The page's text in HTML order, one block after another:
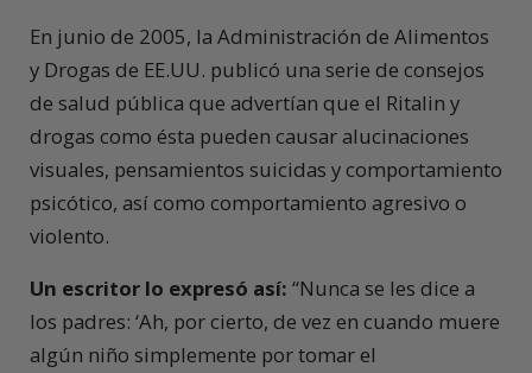
En junio de 2005, la Administración de Alimentos
y Drogas de EE.UU. publicó una serie de consejos
de salud pública que advertían que el Ritalin y
drogas como ésta pueden causar alucinaciones
visuales, pensamientos suicidas y comportamiento
psicótico, así como comportamiento agresivo o
violento.
Un escritor lo expresó así: “Nunca se les dice a
los padres: ‘Ah, por cierto, de vez en cuando muere
algún niño simplemente por tomar el